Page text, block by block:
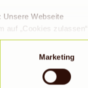
Unsere Webseite
auf „Cookies zulassen“
GVO eingewilligt,
Land mit einem nach
Risiko, dass die Daten
Marketing